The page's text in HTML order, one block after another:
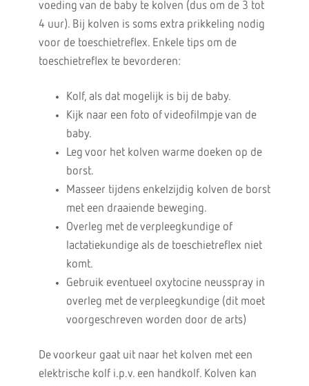
voeding van de baby te kolven (dus om de 3 tot
4 uur). Bij kolven is soms extra prikkeling nodig
voor de toeschietreflex. Enkele tips om de
toeschietreflex te bevorderen:
Kolf, als dat mogelijk is bij de baby.
Kijk naar een foto of videofilmpje van de
baby.
Leg voor het kolven warme doeken op de
borst.
Masseer tijdens enkelzijdig kolven de borst
met een draaiende beweging.
Overleg met de verpleegkundige of
lactatiekundige als de toeschietreflex niet
komt.
Gebruik eventueel oxytocine neusspray in
overleg met de verpleegkundige (dit moet
voorgeschreven worden door de arts)
De voorkeur gaat uit naar het kolven met een
elektrische kolf i.p.v. een handkolf. Kolven kan